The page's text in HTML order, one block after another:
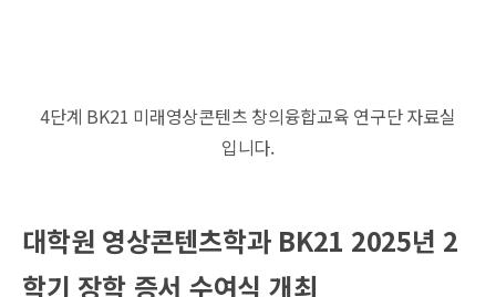
4단계 BK21 미래영상콘텐츠 창의융합교육 연구단 자료실
입니다.
대학원 영상콘텐츠학과 BK21 2025년 2
학기 장학 증서 수여식 개최